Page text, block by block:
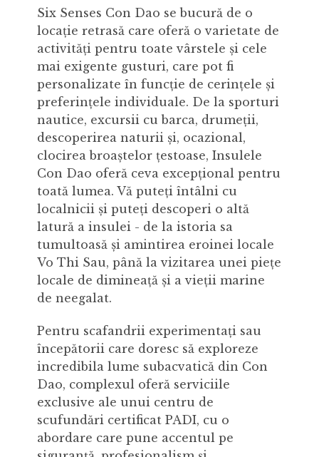
Six Senses Con Dao se bucură de o
locație retrasă care oferă o varietate de
activități pentru toate vârstele și cele
mai exigente gusturi, care pot fi
personalizate în funcție de cerințele și
preferințele individuale. De la sporturi
nautice, excursii cu barca, drumeții,
descoperirea naturii și, ocazional,
clocirea broaștelor țestoase, Insulele
Con Dao oferă ceva excepțional pentru
toată lumea. Vă puteți întâlni cu
localnicii și puteți descoperi o altă
latură a insulei - de la istoria sa
tumultoasă și amintirea eroinei locale
Vo Thi Sau, până la vizitarea unei piețe
locale de dimineață și a vieții marine
de neegalat.
Pentru scafandrii experimentați sau
începătorii care doresc să exploreze
incredibila lume subacvatică din Con
Dao, complexul oferă serviciile
exclusive ale unui centru de
scufundări certificat PADI, cu o
abordare care pune accentul pe